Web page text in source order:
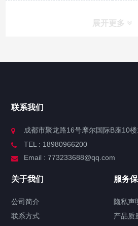
展开更多
联系我们
成都市聚龙路16号摩尔国际B座10
TEL : 18980966200
Email : 773233688@qq.com
关于我们
公司简介
联系方式
服务
隐私声
产品质